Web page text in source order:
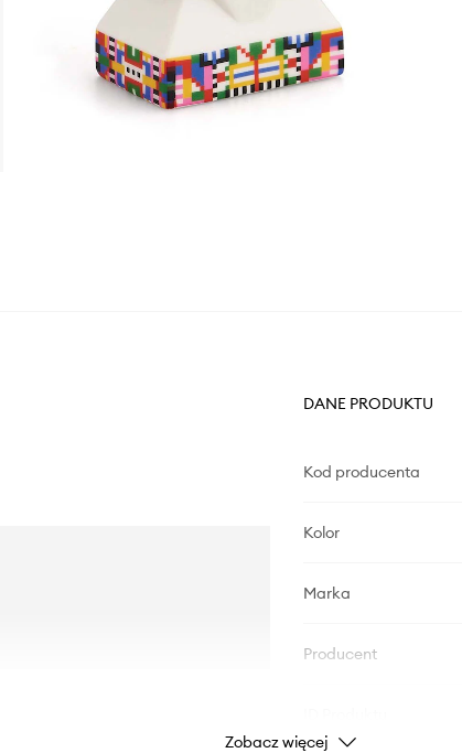
DANE PRODUKTU
Kod producenta
Kolor
Marka
Producent
Zobacz więcej